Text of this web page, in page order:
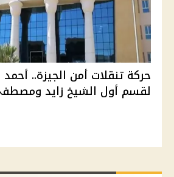
حركة تنقلات أمن الجيزة.. أحمد
لقسم أول الشيخ زايد